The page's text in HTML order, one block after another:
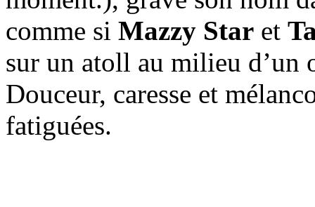
comme si Mazzy Star et
sur un atoll au milieu d’un
Douceur, caresse et
fatiguées.